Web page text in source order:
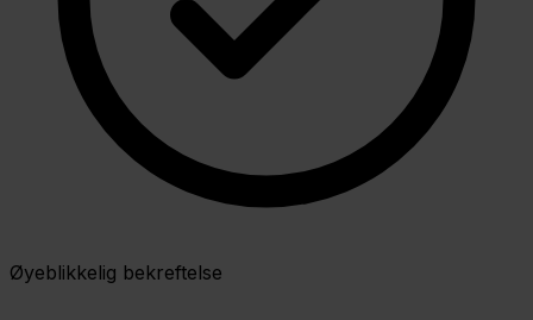
Øyeblikkelig bekreftelse